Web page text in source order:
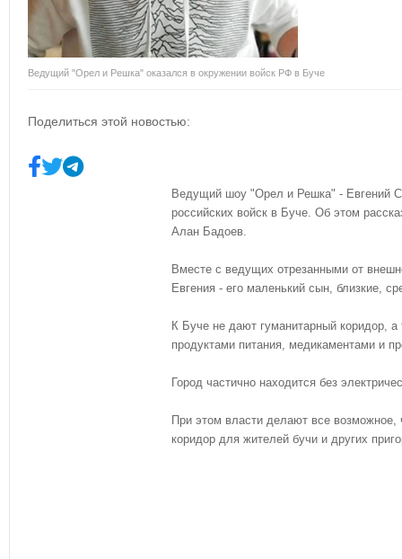
Ведущий "Орел и Решка" оказался в окружении войск РФ в Буче
Поделиться этой новостью:
Ведущий шоу "Орел и Решка" - Евгений
российских войск в Буче. Об этом
Алан Бадоев.
Вместе с ведущих отрезанными от
Евгения - его маленький сын, близкие,
К Буче не дают гуманитарный коридор,
продуктами питания, медикаментами и
Город частично находится без
При этом власти делают все возможное,
коридор для жителей бучи и других